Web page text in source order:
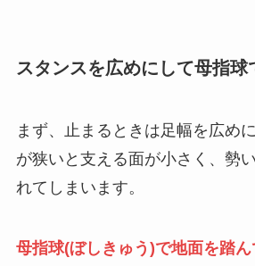
スタンスを広めにして母指球
まず、止まるときは足幅を広め
が狭いと支える面が小さく、勢
れてしまいます。
母指球(ぼしきゅう)で地面を踏